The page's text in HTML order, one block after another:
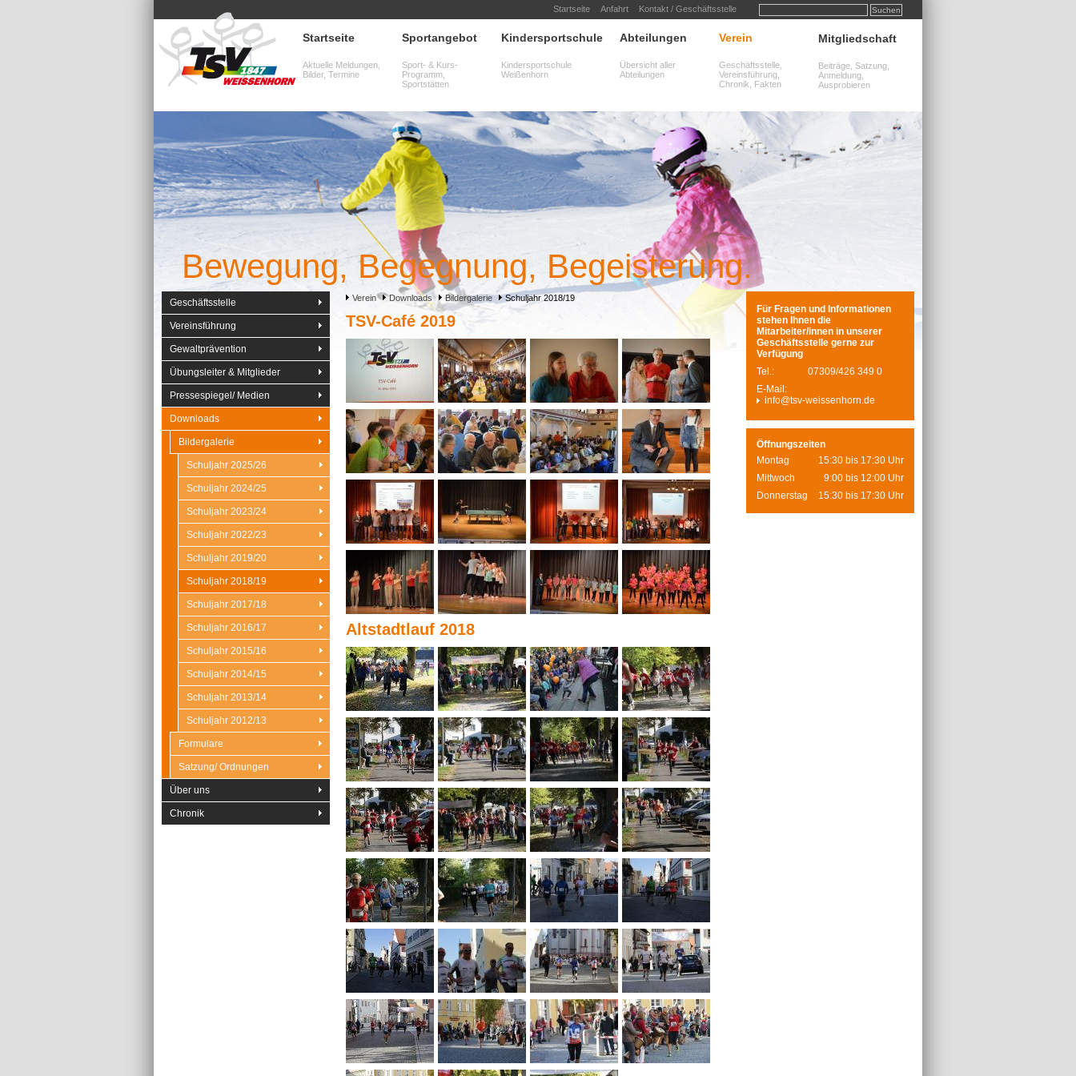
Startseite Anfahrt Kontakt / Geschäftsstelle
Startseite
Aktuelle Meldungen,
Bilder, Termine
Sportangebot
Sport- & Kurs-
Programm,
Sportstätten
Kindersportschule
Kindersportschule
Weißenhorn
Abteilungen
Übersicht aller
Abteilungen
Verein
Geschäftsstelle,
Vereinsführung,
Chronik, Fakten
Mitgliedschaft
Beiträge, Satzung,
Anmeldung,
Ausprobieren
Bewegung, Begegnung, Begeisterung.
Verein Downloads Bildergalerie Schuljahr 2018/19
TSV-Café 2019
Altstadtlauf 2018
Geschäftsstelle
Vereinsführung
Gewaltprävention
Übungsleiter & Mitglieder
Pressespiegel/ Medien
Downloads
Bildergalerie
Schuljahr 2025/26
Schuljahr 2024/25
Schuljahr 2023/24
Schuljahr 2022/23
Schuljahr 2019/20
Schuljahr 2018/19
Schuljahr 2017/18
Schuljahr 2016/17
Schuljahr 2015/16
Schuljahr 2014/15
Schuljahr 2013/14
Schuljahr 2012/13
Formulare
Satzung/ Ordnungen
Über uns
Chronik
Für Fragen und Informationen
stehen Ihnen die
Mitarbeiter/innen in unserer
Geschäftsstelle gerne zur
Verfügung
Tel.:
07309/426 349 0
E-Mail:
info@tsv-weissenhorn.de
Öffnungszeiten
Montag
15:30 bis 17:30 Uhr
Mittwoch
9:00 bis 12:00 Uhr
Donnerstag
15:30 bis 17:30 Uhr